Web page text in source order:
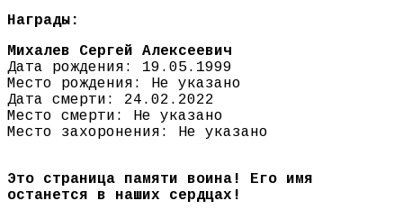
Награды:
Михалев Сергей Алексеевич
Дата рождения: 19.05.1999
Место рождения: Не указано
Дата смерти: 24.02.2022
Место смерти: Не указано
Место захоронения: Не указано
Это страница памяти воина! Его имя
останется в наших сердцах!